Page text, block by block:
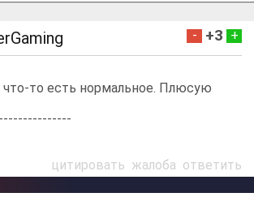
- +3 +
то есть нормальное. Плюсую
цитировать жалоба ответить